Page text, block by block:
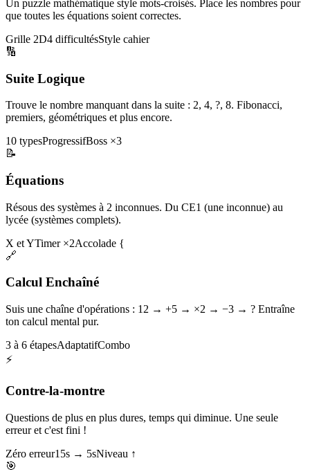
Un puzzle mathématique style mots-croisés. Place les nombres pour
que toutes les équations soient correctes.
Grille 2D4 difficultésStyle cahier
🔢
Suite Logique
Trouve le nombre manquant dans la suite : 2, 4, ?, 8. Fibonacci,
premiers, géométriques et plus encore.
10 typesProgressifBoss ×3
📝
Équations
Résous des systèmes à 2 inconnues. Du CE1 (une inconnue) au
lycée (systèmes complets).
X et YTimer ×2Accolade {
🔗
Calcul Enchaîné
Suis une chaîne d'opérations : 12 → +5 → ×2 → −3 → ? Entraîne
ton calcul mental pur.
3 à 6 étapesAdaptatifCombo
⚡
Contre-la-montre
Questions de plus en plus dures, temps qui diminue. Une seule
erreur et c'est fini !
Zéro erreur15s → 5sNiveau ↑
🎯